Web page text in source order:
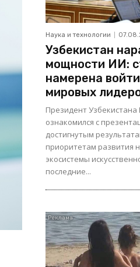
Наука и технологии
Узбекистан
мощности ИИ:
намерена
мировых
Президент
ознакомился с
достигнутым
приоритетам развития
экосистемы
последние...